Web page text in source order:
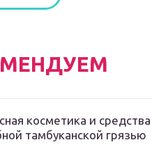
косметика и средства
тамбуканской грязью